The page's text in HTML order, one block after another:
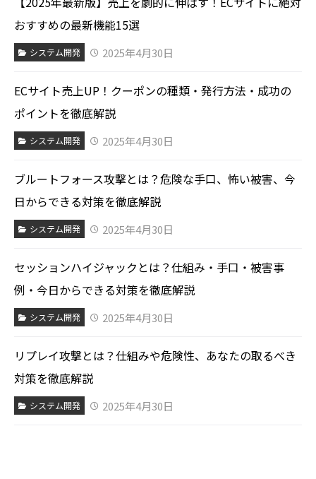
おすすめの最新機能15選
システム開発 2025年4月30日
ECサイト売上UP！クーポンの種類・発行方法・成功の
ポイントを徹底解説
システム開発 2025年4月30日
ブルートフォース攻撃とは？危険な手口、怖い被害、今
日からできる対策を徹底解説
システム開発 2025年4月30日
セッションハイジャックとは？仕組み・手口・被害事
例・今日からできる対策を徹底解説
システム開発 2025年4月30日
リプレイ攻撃とは？仕組みや危険性、あなたの取るべき
対策を徹底解説
システム開発 2025年4月30日